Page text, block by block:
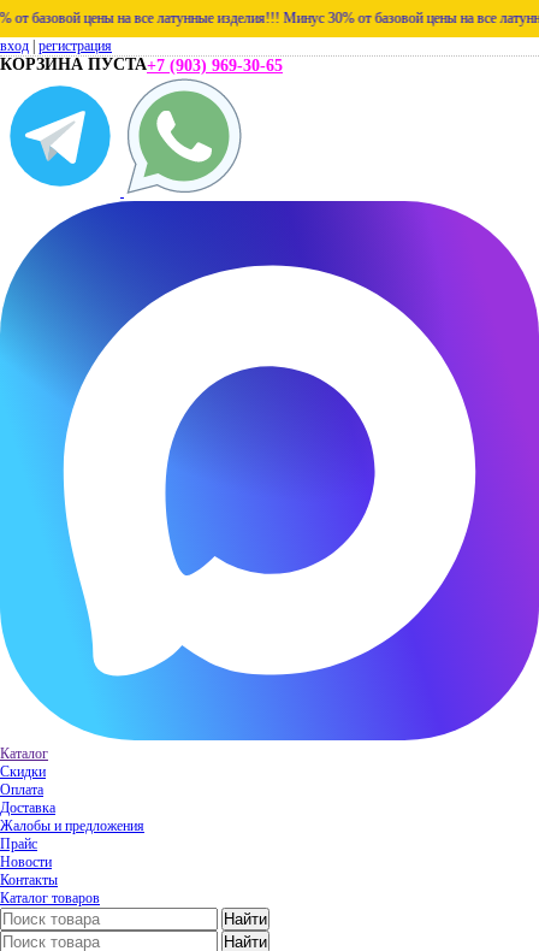
базовой цены на все латунные изделия!!! Минус 30% от базовой цены на все
вход регистрация
КОРЗИНА ПУСТА+7 (903) 969-30-65
Каталог
Скидки
Оплата
Доставка
Жалобы и предложения
Прайс
Новости
Контакты
Каталог товаров